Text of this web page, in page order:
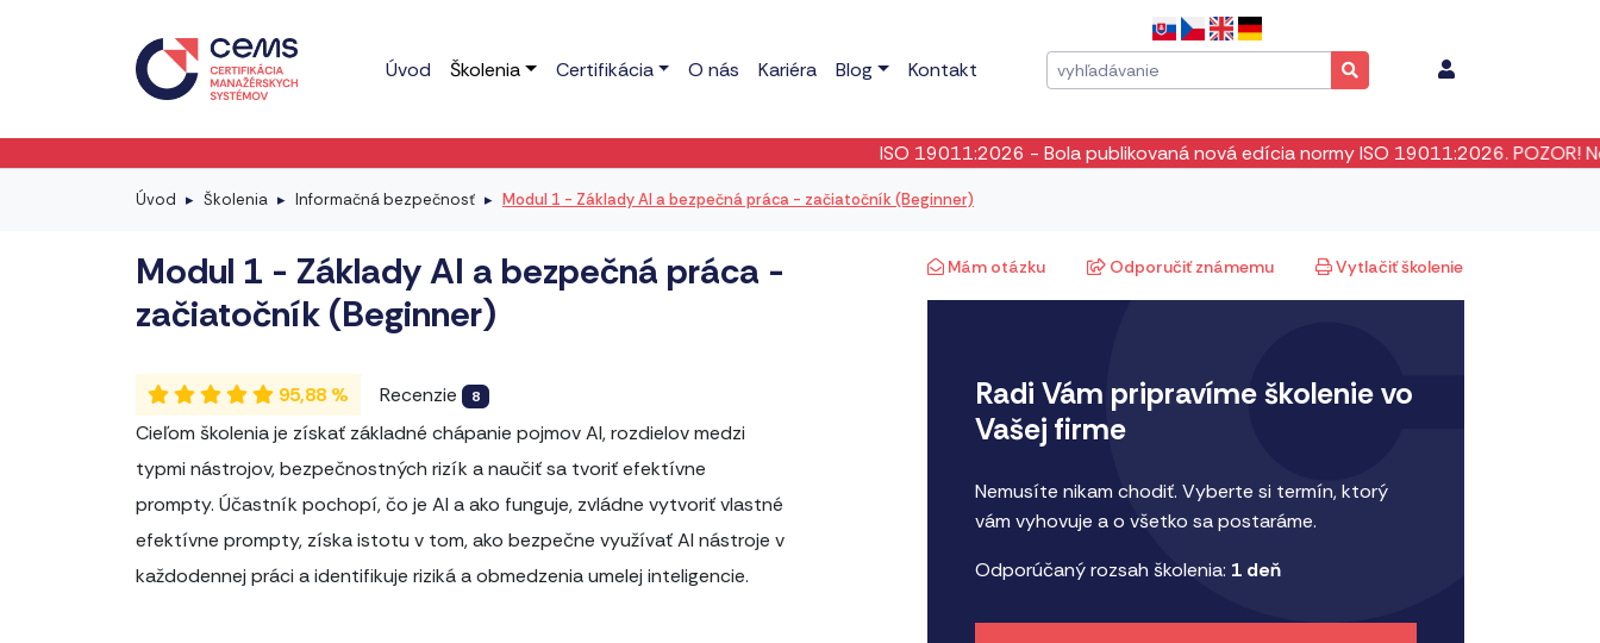
Úvod Školenia Certifikácia O nás Kariéra Blog Kontakt
- Bola publikovaná nová edícia normy ISO 19011:2026. POZOR! Neexistuje
Úvod Školenia Informačná bezpečnosť Modul 1 - Základy AI a bezpečná práca - začiatočník (Beginner)
Modul 1 - Základy AI a bezpečná práca -
začiatočník (Beginner)
95,88 % Recenzie 8
Cieľom školenia je získať základné chápanie pojmov AI, rozdielov medzi
typmi nástrojov, bezpečnostných rizík a naučiť sa tvoriť efektívne
prompty. Účastník pochopí, čo je AI a ako funguje, zvládne vytvoriť vlastné
efektívne prompty, získa istotu v tom, ako bezpečne využívať AI nástroje v
každodennej práci a identifikuje riziká a obmedzenia umelej inteligencie.
Mám otázku Odporučiť známemu Vytlačiť školenie
Radi Vám pripravíme školenie vo
Vašej firme
Nemusíte nikam chodiť. Vyberte si termín, ktorý
vám vyhovuje a o všetko sa postaráme.
Odporúčaný rozsah školenia: 1 deň